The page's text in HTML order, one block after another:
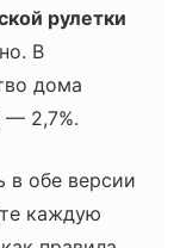
рулетки
В
дома
— 2,7%.
в обе версии
каждую